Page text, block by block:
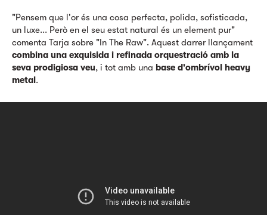
"Pensem que l'or és una cosa perfecta, polida, sofisticada,
un luxe... Però en el seu estat natural és un element pur"
comenta Tarja sobre "In The Raw". Aquest darrer llançament
combina una exquisida i refinada orquestració amb la
seva prodigiosa veu, i tot amb una base d'ombrívol heavy
metal.